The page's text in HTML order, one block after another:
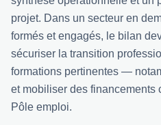
projet. Dans un secteur en
formés et engagés, le bilan
sécuriser la transition
formations pertinentes —
et mobiliser des financements
Pôle emploi.